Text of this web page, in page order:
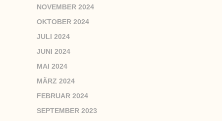
NOVEMBER 2024
OKTOBER 2024
JULI 2024
JUNI 2024
MAI 2024
MÄRZ 2024
FEBRUAR 2024
SEPTEMBER 2023